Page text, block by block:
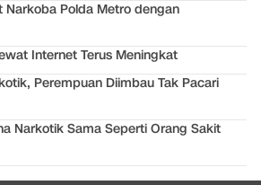
Narkoba Polda Metro dengan
Internet Terus Meningkat
Perempuan Diimbau Tak Pacari
Narkotik Sama Seperti Orang Sakit